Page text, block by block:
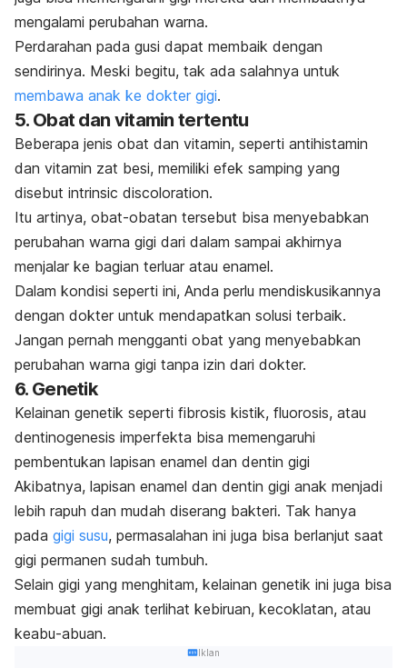
mengalami perubahan warna.
Perdarahan pada gusi dapat membaik dengan
sendirinya. Meski begitu, tak ada salahnya untuk
membawa anak ke dokter gigi.
5. Obat dan vitamin tertentu
Beberapa jenis obat dan vitamin, seperti antihistamin
dan vitamin zat besi, memiliki efek samping yang
disebut intrinsic discoloration.
Itu artinya, obat-obatan tersebut bisa menyebabkan
perubahan warna gigi dari dalam sampai akhirnya
menjalar ke bagian terluar atau enamel.
Dalam kondisi seperti ini, Anda perlu mendiskusikannya
dengan dokter untuk mendapatkan solusi terbaik.
Jangan pernah mengganti obat yang menyebabkan
perubahan warna gigi tanpa izin dari dokter.
6. Genetik
Kelainan genetik seperti fibrosis kistik, fluorosis, atau
dentinogenesis imperfekta bisa memengaruhi
pembentukan lapisan enamel dan dentin gigi
Akibatnya, lapisan enamel dan dentin gigi anak menjadi
lebih rapuh dan mudah diserang bakteri. Tak hanya
pada gigi susu, permasalahan ini juga bisa berlanjut saat
gigi permanen sudah tumbuh.
Selain gigi yang menghitam, kelainan genetik ini juga bisa
membuat gigi anak terlihat kebiruan, kecoklatan, atau
keabu-abuan.
Iklan